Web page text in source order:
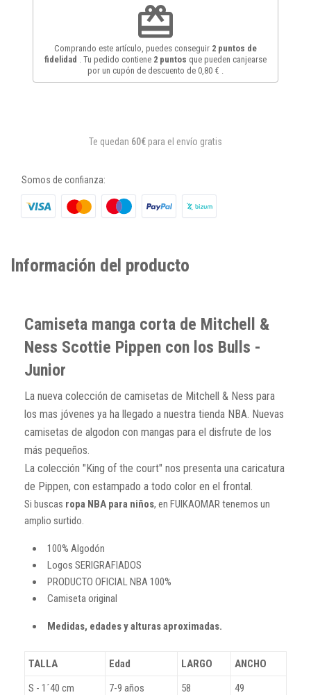
redeem
Comprando este artículo, puedes conseguir 2 puntos de
fidelidad
. Tu pedido contiene 2 puntos que pueden canjearse
por un cupón de descuento de 0,80 €
Te quedan 60€ para el envío gratis
Somos de confianza:
Información del producto
Camiseta manga corta de Mitchell &
Ness Scottie Pippen con los Bulls -
Junior
La nueva colección de camisetas de Mitchell & Ness para
los mas jóvenes ya ha llegado a nuestra tienda NBA. Nuevas
camisetas de algodon con mangas para el disfrute de los
más pequeños.
La colección "King of the court" nos presenta una caricatura
de Pippen, con estampado a todo color en el frontal.
Si buscas ropa NBA para niños, en FUIKAOMAR tenemos un
amplio surtido.
100% Algodón
Logos SERIGRAFIADOS
PRODUCTO OFICIAL NBA 100%
Camiseta original
Medidas, edades y alturas aproximadas.
TALLA Edad LARGO
ANCHO
S - 1´40 cm
7-9 años 58
49